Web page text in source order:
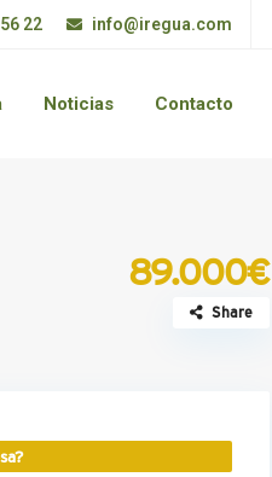
22 info@iregua.com
Noticias Contacto
89.000€
Share